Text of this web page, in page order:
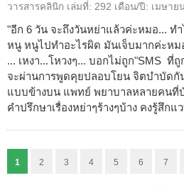
วารสารคลินิก เล่มที่: 292 เดือน/ปี: เมษาย
"อีก 6 วัน จะถึงวันหย่าแล้วค่ะหมอ... ท
หนู หนูไปทำอะไรผิด มันเจ็บมากค่ะห
... เหงา...โหวงๆ... บอกไม่ถูก"SMS ที่
จะผ่านการพูดคุยปลอบโยน จิตบำบัดกั
แบบข้างบน แพทย์ พยาบาลหลายคนที่
คำปรึกษาเรื่องหย่าๆร้างๆบ้าง คงรู้สึกแ
1 2 3 4 5 6 7